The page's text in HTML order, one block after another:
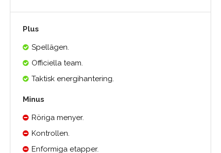
Plus
Spellägen.
Officiella team.
Taktisk energihantering.
Minus
Röriga menyer.
Kontrollen.
Enformiga etapper.